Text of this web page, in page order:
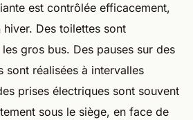
est contrôlée efficacement,
Des toilettes sont
gros bus. Des pauses sur des
sont réalisées à intervalles
prises électriques sont souvent
sous le siège, en face de